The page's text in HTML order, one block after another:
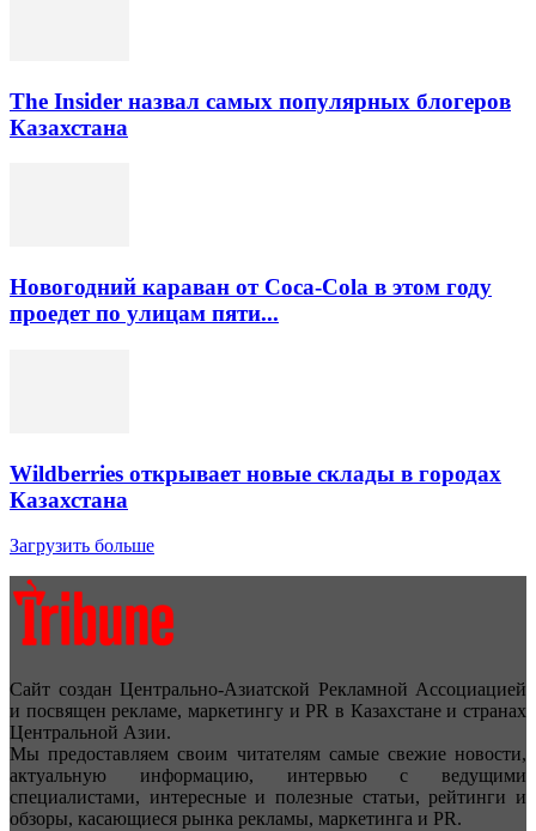
The Insider назвал самых популярных блогеров
Казахстана
Новогодний караван от Coca-Cola в этом году
проедет по улицам пяти...
Wildberries открывает новые склады в городах
Казахстана
Загрузить больше
Сайт создан Центрально-Азиатской Рекламной Ассоциацией
и посвящен рекламе, маркетингу и PR в Казахстане и странах
Центральной Азии.
Мы предоставляем своим читателям самые свежие новости,
актуальную информацию, интервью с ведущими
специалистами, интересные и полезные статьи, рейтинги и
обзоры, касающиеся рынка рекламы, маркетинга и PR.